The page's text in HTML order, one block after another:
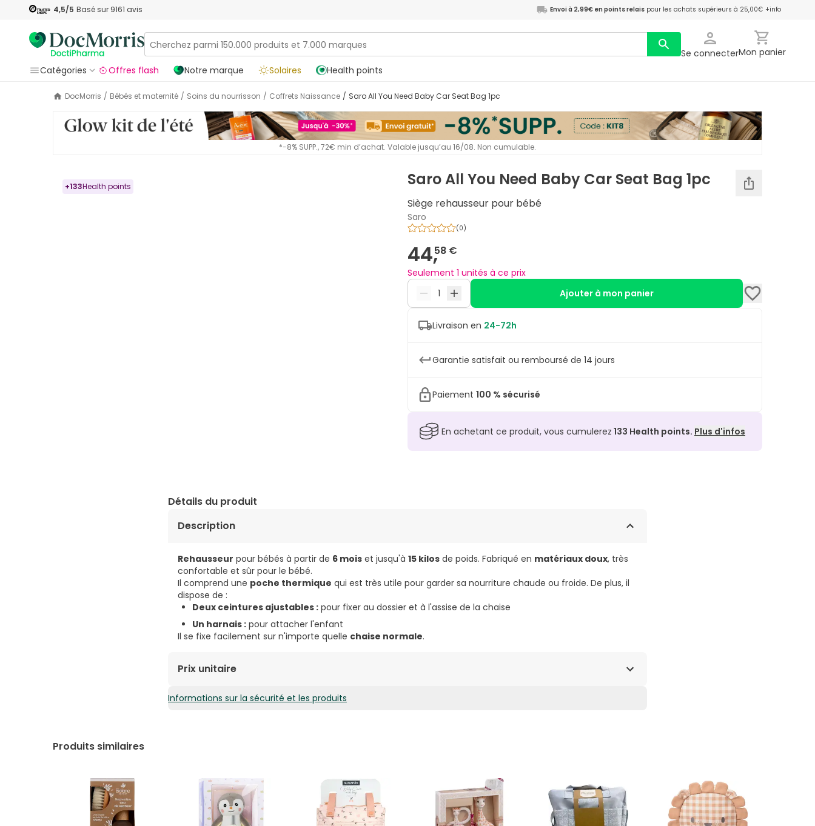
4,5/5 Basé sur 9161 avis Envoi à 2,99€ en points relais pour les achats supérieurs à 25,00€ +info
Se connecterMon panier
Catégories
Offres flash Notre marque Solaires Health points
DocMorris / Bébés et maternité / Soins du nourrisson / Coffrets Naissance / Saro All You Need Baby Car Seat Bag 1pc
*-8% SUPP., 72€ min d’achat. Valable jusqu’au 16/08. Non cumulable.
+133Health points Saro All You Need Baby Car Seat Bag 1pc
Siège rehausseur pour bébé
Saro
(0)
44,58 €
Seulement 1 unités à ce prix
Ajouter à mon panier
Livraison en 24-72h
Garantie satisfait ou remboursé de 14 jours
Paiement 100 % sécurisé
En achetant ce produit, vous cumulerez 133 Health points. Plus d'infos
Détails du produit
Description
Rehausseur pour bébés à partir de 6 mois et jusqu'à 15 kilos de poids. Fabriqué en matériaux doux, très
confortable et sûr pour le bébé.
Il comprend une poche thermique qui est très utile pour garder sa nourriture chaude ou froide. De plus, il
dispose de :
Deux ceintures ajustables : pour fixer au dossier et à l'assise de la chaise
Un harnais : pour attacher l'enfant
Il se fixe facilement sur n'importe quelle chaise normale.
Prix unitaire
44,58€ / Unités
Informations sur la sécurité et les produits
Produits similaires